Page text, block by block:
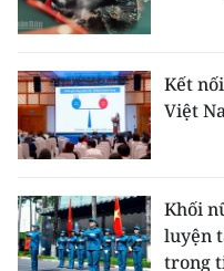
Kết
Việt
Khối
luyện
trong